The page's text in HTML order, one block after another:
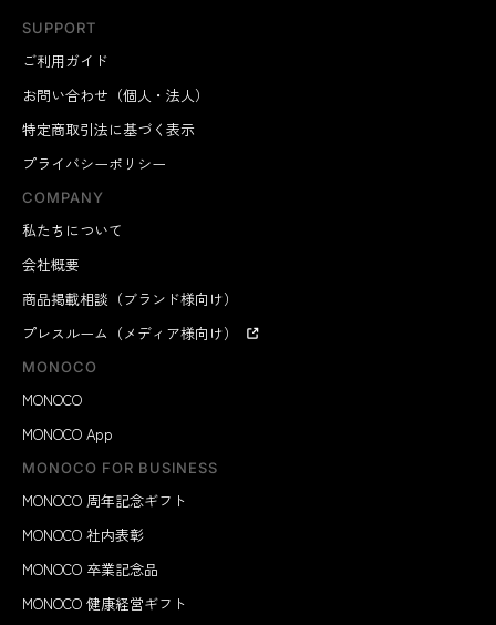
SUPPORT
ご利用ガイド
お問い合わせ（個人・法人）
特定商取引法に基づく表示
プライバシーポリシー
COMPANY
私たちについて
会社概要
商品掲載相談（ブランド様向け）
プレスルーム（メディア様向け）
MONOCO
MONOCO
MONOCO App
MONOCO FOR BUSINESS
MONOCO 周年記念ギフト
MONOCO 社内表彰
MONOCO 卒業記念品
MONOCO 健康経営ギフト